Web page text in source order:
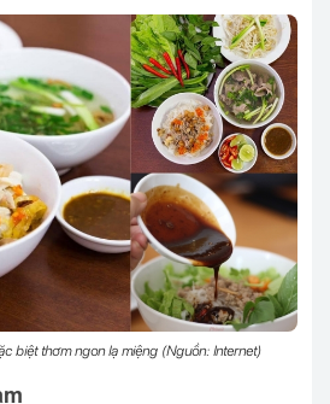
biệt thơm ngon lạ miệng (Nguồn: Internet)